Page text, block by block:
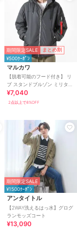
期間限定SALE まとめ割
¥500ｸｰﾎﾟﾝ
マルカワ
【脱着可能のフード付き】 リ
ブ スタンドブルゾン ミリタリ
ージャケット 2WAY
¥7,040
2点以上で8%OFF
期間限定SALE
¥1500ｸｰﾎﾟﾝ
アンタイトル
【2WAY洗えるはっ水】グログ
ランモッズコート
¥13,090